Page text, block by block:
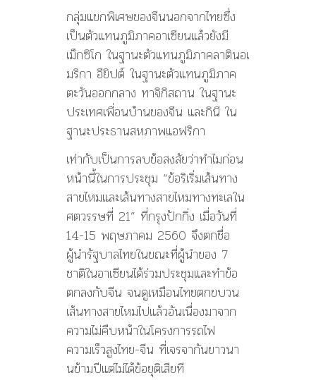
กลุ่มแขกพิเศษของจีนนอกจากไทยซึ่ง
เป็นตัวแทนภูมิภาคอาเซียนแล้วยังมี
เม็กซิโก ในฐานะตัวแทนภูมิภาคลาตินอเ
มริกา อียิปต์ ในฐานะตัวแทนภูมิภาค
ตะวันออกกลาง ทาจิกิสถาน ในฐานะ
ประเทศเพื่อนบ้านของจีน และกินี ใน
ฐานะประธานสหภาพแอฟริกา
เท่ากับเป็นการลบข้อสงสัยว่าทำไมก่อน
หน้านี้ในการประชุม “ข้อริเริ่มเส้นทาง
สายไหมและเส้นทางสายไหมทางทะเลใน
ศตวรรษที่ 21” ที่กรุงปักกิ่ง เมื่อวันที่
14-15 พฤษภาคม 2560 จึงตกชื่อ
ผู้นำรัฐบาลไทยในขณะที่ผู้นำของ 7
ชาติในอาเซียนได้ร่วมประชุมและทำข้อ
ตกลงกับจีน จนดูเหมือนไทยตกขบวน
เส้นทางสายไหมไปแล้วอันเนื่องมาจาก
ความไม่คืบหน้าในโครงการรถไฟ
ความเร็วสูงไทย-จีน ที่เจรจากันยาวนา
นข้ามปีแต่ไม่ได้ข้อยุติเสียที